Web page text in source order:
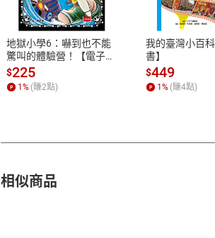
ATM轉帳、信用卡、LINE PAY、AFTEE
地獄小學6：嚇到也不能
驚叫的體驗營！【電子
書】
$225
1 % (賺2點)
我的臺灣小百
書】
$449
1 % (賺4點)
相似商品